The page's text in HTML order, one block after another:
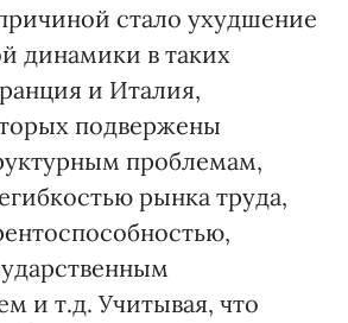
стало ухудшение
динамики в таких
и Италия,
подвержены
проблемам,
рынка труда,
и т.д. Учитывая, что